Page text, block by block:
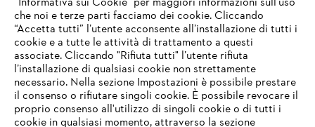
Service
Termini e condizioni generali Privacy policy
IHR BROWSER WIRD NICHT
UNTERSTÜTZT
Sie nutzen einen Browser, den wir noch nicht unterstützen. Für
eine optimale Nutzung unserer Seite empfehlen wir Ihnen, zu
einem der folgenden Browser zu wechseln:
che noi e terze parti facciamo dei cookie. Cliccando
“Accetta tutti” l’utente acconsente all’installazione di tutti i
cookie e a tutte le attività di trattamento a questi
associate. Cliccando "Rifiuta tutti" l’utente rifiuta
l’installazione di qualsiasi cookie non strettamente
necessario. Nella sezione Impostazioni è possibile prestare
il consenso o rifiutare singoli cookie. È possibile revocare il
proprio consenso all'utilizzo di singoli cookie o di tutti i
cookie in qualsiasi momento, attraverso la sezione